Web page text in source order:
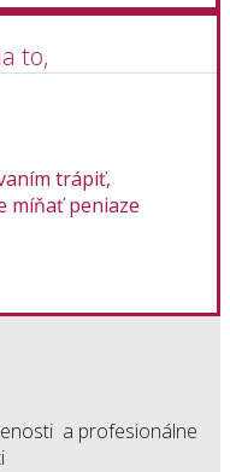
to,
trápiť,
míňať peniaze
a profesionálne